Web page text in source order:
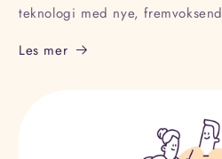
teknologi med nye,
Les mer